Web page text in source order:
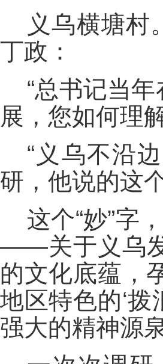
义乌横塘村
丁政：
“总书记当年
展，您如何理
“义乌不沿
研，他说的这
这个“妙”字
——关于义乌发
的文化底蕴，
地区特色的‘
强大的精神源